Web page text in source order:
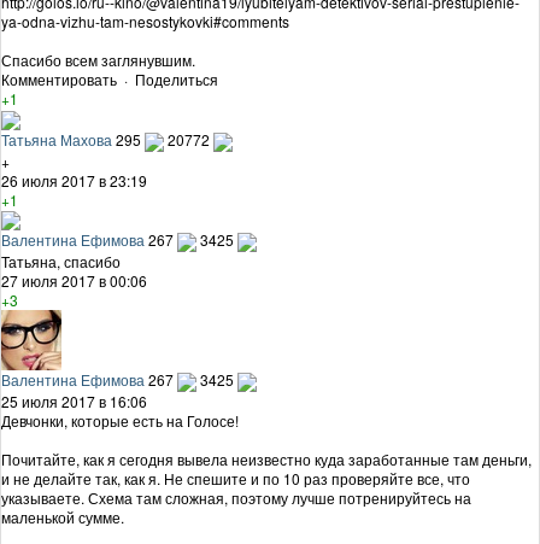
ya-odna-vizhu-tam-nesostykovki#comments
Спасибо всем заглянувшим.
Комментировать · Поделиться
+1
Татьяна Махова 295
20772
+
26 июля 2017 в 23:19
+1
Валентина Ефимова267
3425
Татьяна, спасибо
27 июля 2017 в 00:06
+3
Валентина Ефимова 267
3425
25 июля 2017 в 16:06
Девчонки, которые есть на Голосе!
Почитайте, как я сегодня вывела неизвестно куда заработанные там деньги,
и не делайте так, как я. Не спешите и по 10 раз проверяйте все, что
указываете. Схема там сложная, поэтому лучше потренируйтесь на
маленькой сумме.